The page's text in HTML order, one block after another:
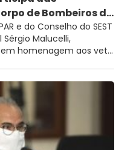
de Bombeiros d...
e do Conselho do SEST
Sérgio Malucelli,
homenagem aos vet...